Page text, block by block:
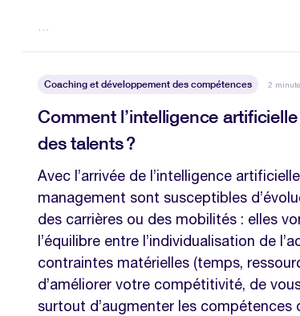
Coaching et développement des compétences 2
Comment l’intelligence
des talents ?
Avec l’arrivée de l’intelligence
management sont susceptibles
des carrières ou des mobilités : elles
l’équilibre entre l’individualisation de
contraintes matérielles (temps,
d’améliorer votre compétitivité, de
surtout d’augmenter les compétences